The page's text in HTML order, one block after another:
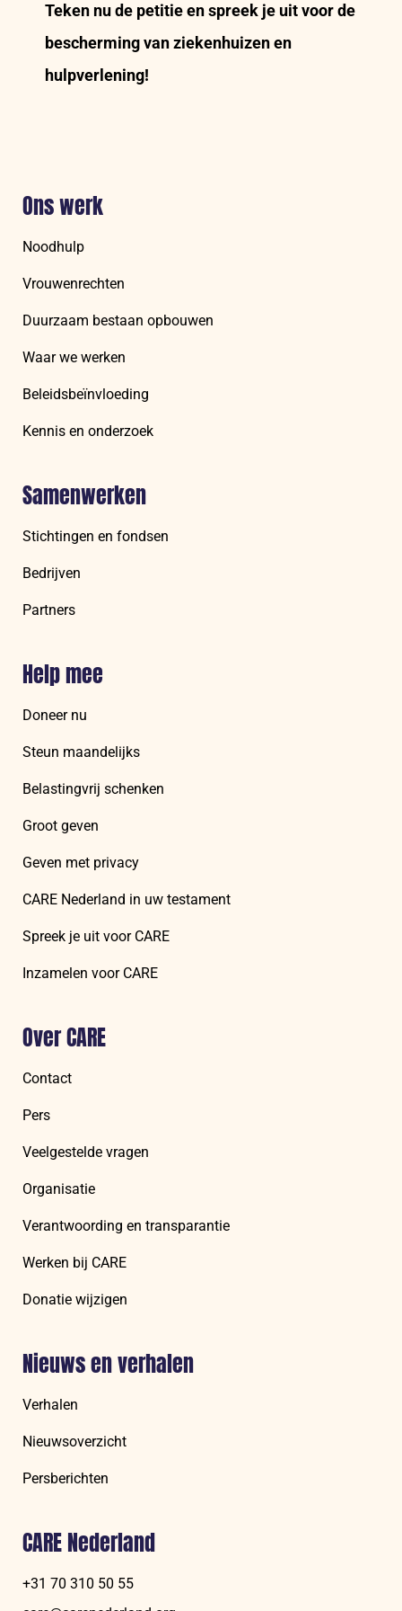
Teken nu de petitie en spreek je uit voor de
bescherming van ziekenhuizen en
hulpverlening!
Ons werk
Noodhulp
Vrouwenrechten
Duurzaam bestaan opbouwen
Waar we werken
Beleidsbeïnvloeding
Kennis en onderzoek
Samenwerken
Stichtingen en fondsen
Bedrijven
Partners
Help mee
Doneer nu
Steun maandelijks
Belastingvrij schenken
Groot geven
Geven met privacy
CARE Nederland in uw testament
Spreek je uit voor CARE
Inzamelen voor CARE
Over CARE
Contact
Pers
Veelgestelde vragen
Organisatie
Verantwoording en transparantie
Werken bij CARE
Donatie wijzigen
Nieuws en verhalen
Verhalen
Nieuwsoverzicht
Persberichten
CARE Nederland
+31 70 310 50 55